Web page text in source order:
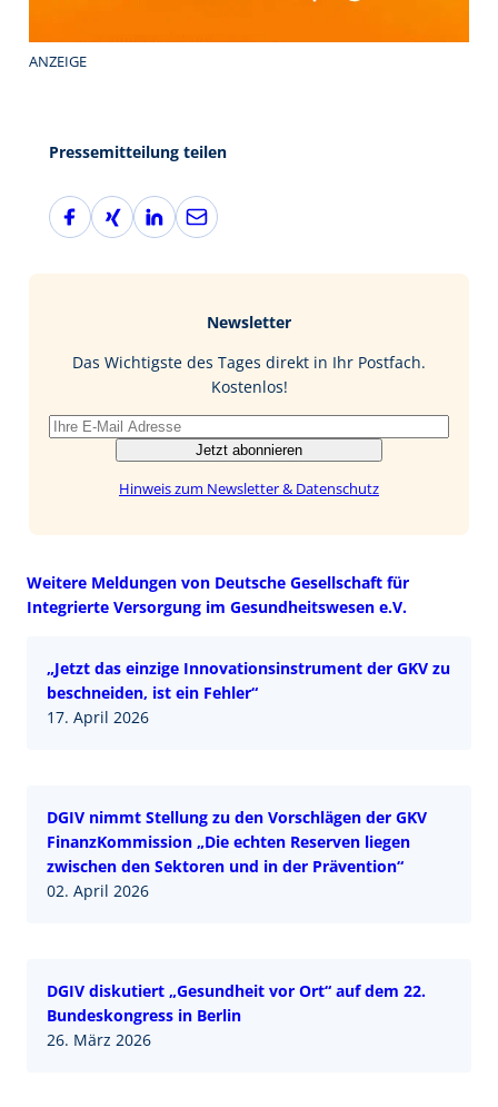
ANZEIGE
Pressemitteilung teilen
F
a
X
i
L
i
I
E
-
Newsletter
Das Wichtigste des Tages direkt in Ihr Postfach.
Kostenlos!
Jetzt abonnieren
Hinweis zum Newsletter & Datenschutz
Weitere Meldungen von Deutsche Gesellschaft für
Integrierte Versorgung im Gesundheitswesen e.V.
„Jetzt das einzige Innovationsinstrument der GKV zu
beschneiden, ist ein Fehler“
17. April 2026
DGIV nimmt Stellung zu den Vorschlägen der GKV
FinanzKommission „Die echten Reserven liegen
zwischen den Sektoren und in der Prävention“
02. April 2026
DGIV diskutiert „Gesundheit vor Ort“ auf dem 22.
Bundeskongress in Berlin
26. März 2026